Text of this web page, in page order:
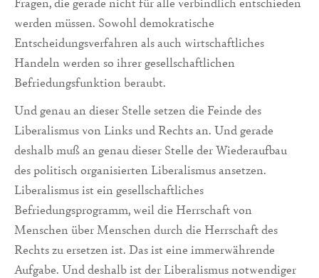
werden müssen. Sowohl demokratische
Entscheidungsverfahren als auch wirtschaftliches
Handeln werden so ihrer gesellschaftlichen
Befriedungsfunktion beraubt.
Und genau an dieser Stelle setzen die Feinde des
Liberalismus von Links und Rechts an. Und gerade
deshalb muß an genau dieser Stelle der Wiederaufbau
des politisch organisierten Liberalismus ansetzen.
Liberalismus ist ein gesellschaftliches
Befriedungsprogramm, weil die Herrschaft von
Menschen über Menschen durch die Herrschaft des
Rechts zu ersetzen ist. Das ist eine immerwährende
Aufgabe. Und deshalb ist der Liberalismus notwendiger